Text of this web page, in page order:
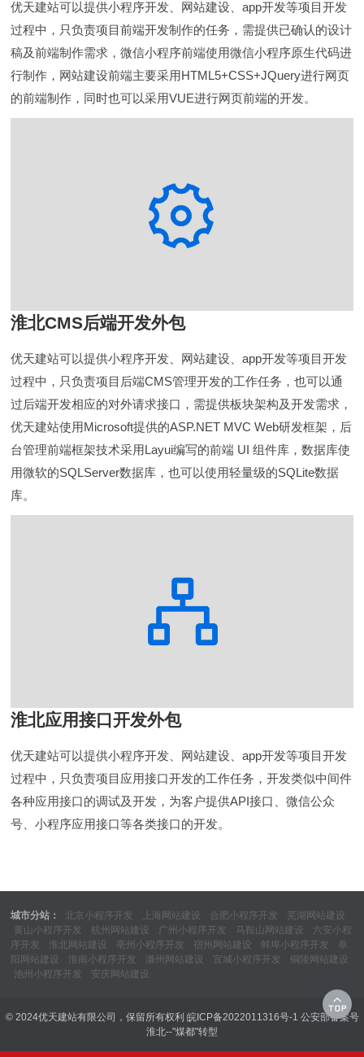
优天建站可以提供小程序开发、网站建设、app开发等项目开发
过程中，只负责项目前端开发制作的任务，需提供已确认的设计
稿及前端制作需求，微信小程序前端使用微信小程序原生代码进
行制作，网站建设前端主要采用HTML5+CSS+JQuery进行网页
的前端制作，同时也可以采用VUE进行网页前端的开发。
淮北CMS后端开发外包
优天建站可以提供小程序开发、网站建设、app开发等项目开发
过程中，只负责项目后端CMS管理开发的工作任务，也可以通
过后端开发相应的对外请求接口，需提供板块架构及开发需求，
优天建站使用Microsoft提供的ASP.NET MVC Web研发框架，后
台管理前端框架技术采用Layui编写的前端 UI 组件库，数据库使
用微软的SQLServer数据库，也可以使用轻量级的SQLite数据
库。
淮北应用接口开发外包
优天建站可以提供小程序开发、网站建设、app开发等项目开发
过程中，只负责项目应用接口开发的工作任务，开发类似中间件
各种应用接口的调试及开发，为客户提供API接口、微信公众
号、小程序应用接口等各类接口的开发。
城市分站： 北京小程序开发 上海网站建设 合肥小程序开发
芜湖网站建设
黄山小程序开发
杭州网站建设 广州小程序开发 马鞍山网站建设
六安小程
序开发
淮北网站建设 亳州小程序开发 宿州网站建设 蚌埠小程序开发
阜
阳网站建设
淮南小程序开发 滁州网站建设 宣城小程序开发
铜陵网站建设
池州小程序开发
安庆网站建设
© 2024优天建站有限公司，保留所有权利 皖ICP备2022011316号-1 公安部备案号
淮北--"煤都"转型